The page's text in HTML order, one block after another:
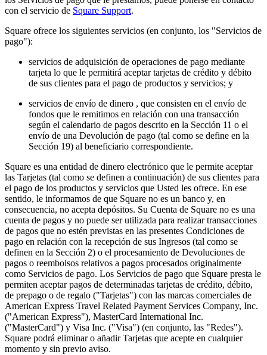
Hoja de ruta
Centro de ayuda
Comunidad Square
Contacta con el equipo de Ventas
Acerca de Square
Descubrir
Vista general
Cafeterías
Panaderías
Restaurantes
Bares y cervecerías
Descubrir
Vista general
Tipos
Ropa y acesorios
Muebles y artículos para el hogar
Vinotecas y licorerías
con el servicio de Square Support.
Square ofrece los siguientes servicios (en conjunto, los "Servicios de
pago"):
servicios de adquisición de operaciones de pago mediante
tarjeta lo que le permitirá aceptar tarjetas de crédito y débito
de sus clientes para el pago de productos y servicios; y
servicios de envío de dinero , que consisten en el envío de
fondos que le remitimos en relación con una transacción
según el calendario de pagos descrito en la Sección 11 o el
envío de una Devolución de pago (tal como se define en la
Sección 19) al beneficiario correspondiente.
Square es una entidad de dinero electrónico que le permite aceptar
las Tarjetas (tal como se definen a continuación) de sus clientes para
el pago de los productos y servicios que Usted les ofrece. En ese
sentido, le informamos de que Square no es un banco y, en
consecuencia, no acepta depósitos. Su Cuenta de Square no es una
cuenta de pagos y no puede ser utilizada para realizar transacciones
de pagos que no estén previstas en las presentes Condiciones de
pago en relación con la recepción de sus Ingresos (tal como se
definen en la Sección 2) o el procesamiento de Devoluciones de
pagos o reembolsos relativos a pagos procesados originalmente
como Servicios de pago. Los Servicios de pago que Square presta le
permiten aceptar pagos de determinadas tarjetas de crédito, débito,
de prepago o de regalo ("Tarjetas") con las marcas comerciales de
American Express Travel Related Payment Services Company, Inc.
("American Express"), MasterCard International Inc.
("MasterCard") y Visa Inc. ("Visa") (en conjunto, las "Redes").
Square podrá eliminar o añadir Tarjetas que acepte en cualquier
momento y sin previo aviso.